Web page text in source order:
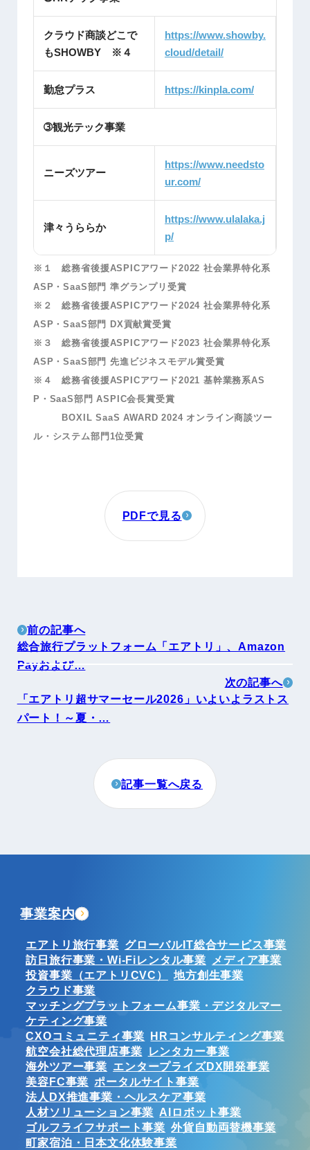
クラウド商談どこで
もSHOWBY ※４
https://www.showby.
cloud/detail/
勤怠プラス https://kinpla.com/
➂観光テック事業
ニーズツアー
https://www.needsto
ur.com/
津々うららか
https://www.ulalaka.j
p/
※１ 総務省後援ASPICアワード2022 社会業界特化系
ASP・SaaS部門 準グランプリ受賞
※２ 総務省後援ASPICアワード2024 社会業界特化系
ASP・SaaS部門 DX貢献賞受賞
※３ 総務省後援ASPICアワード2023 社会業界特化系
ASP・SaaS部門 先進ビジネスモデル賞受賞
※４ 総務省後援ASPICアワード2021 基幹業務系AS
P・SaaS部門 ASPIC会長賞受賞
BOXIL SaaS AWARD 2024 オンライン商談ツー
ル・システム部門1位受賞
PDFで見る
前の記事へ
総合旅行プラットフォーム「エアトリ」、Amazon
Payおよび…
次の記事へ
「エアトリ超サマーセール2026」いよいよラストス
パート！～夏・…
記事一覧へ戻る
事業案内
エアトリ旅行事業 グローバルIT総合サービス事業
訪日旅行事業・Wi-Fiレンタル事業
メディア事業
投資事業（エアトリCVC）
地方創生事業
クラウド事業
マッチングプラットフォーム事業・デジタルマー
ケティング事業
CXOコミュニティ事業 HRコンサルティング事業
航空会社総代理店事業
レンタカー事業
海外ツアー事業 エンタープライズDX開発事業
美容FC事業 ポータルサイト事業
法人DX推進事業・ヘルスケア事業
人材ソリューション事業 AIロボット事業
ゴルフライフサポート事業 外貨自動両替機事業
町家宿泊・日本文化体験事業